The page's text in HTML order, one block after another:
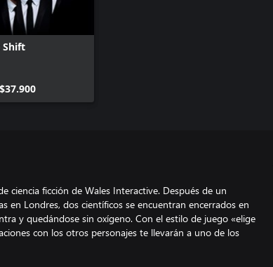
Shift
ciencia ficción de Wales Interactive. Después de un
en Londres, dos científicos se encuentran encerrados en
y quedándose sin oxígeno. Con el estilo de juego «elige
con los otros personajes te llevarán a uno de los